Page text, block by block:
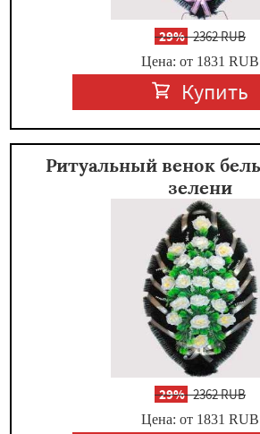
-29%2362 RUB
Цена: от 1831 RUB
Купить
Ритуальный венок
зелени
-29%2362 RUB
Цена: от 1831 RUB